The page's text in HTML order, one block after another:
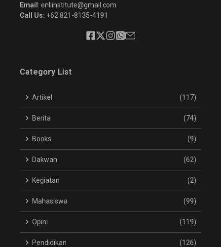
Email : enliinstitute@gmail.com
Call Us: +62 821-8135-4191
Category List
Artikel (117)
Berita (74)
Books (9)
Dakwah (62)
Kegiatan (2)
Mahasiswa (99)
Opini (119)
Pendidikan (126)